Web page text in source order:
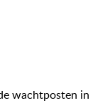
wachtposten in